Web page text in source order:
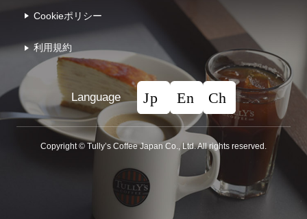
Cookieポリシー
利⽤規約
Language
Copyright © Tullyʼs Coffee Japan Co., Ltd. All rights reserved.